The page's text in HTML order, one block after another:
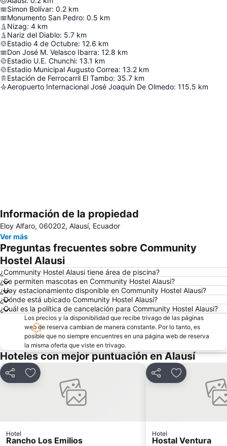
Simon Bolívar: 0.2 km
Monumento San Pedro: 0.5 km
Nizag: 4 km
Nariz del Diablo: 5.7 km
Estadio 4 de Octubre: 12.6 km
Don José M. Velasco Ibarra: 12.8 km
Estadio U.E. Chunchi: 13.1 km
Estadio Municipal Augusto Correa: 13.2 km
Estación de Ferrocarril El Tambo: 35.7 km
Aeropuerto Internacional José Joaquín De Olmedo: 115.5 km
Ampliar mapa
Información de la propiedad
Eloy Alfaro, 060202, Alausí, Ecuador
Ver más
Preguntas frecuentes sobre Community
Hostel Alausi
¿Community Hostel Alausi tiene área de piscina?
¿Se permiten mascotas en Community Hostel Alausi?
¿Hay estacionamiento disponible en Community Hostel Alausi?
¿Dónde está ubicado Community Hostel Alausi?
¿Cuál es la política de cancelación para Community Hostel Alausi?
Los precios y la disponibilidad que recibe trivago de las páginas
web de reserva cambian de manera constante. Por lo tanto, es
posible que no siempre encuentres en una página web de reserva
la misma oferta que viste en trivago.
Hoteles con mejor puntuación en Alausí
CompartirAgregar a favoritos
Hotel
Rancho Los Emilios
CompartirAgregar a
Hotel
Hostal Ventura